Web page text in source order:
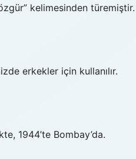
kelimesinden türemiştir.
erkekler için kullanılır.
1944’te Bombay’da.